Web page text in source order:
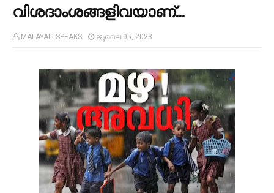
വിശദാംശങ്ങളിവയാണ്...
MALAYALI SPEAKS ജൂലൈ 05, 2023